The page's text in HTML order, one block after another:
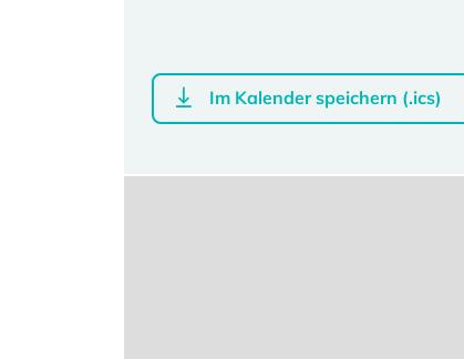
Im Kalender speichern (.ics)